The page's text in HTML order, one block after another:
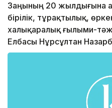
Заңының 20 жылдығына
бірілік, тұрақтылық,
халықаралық ғылыми-
Елбасы Нұрсұлтан